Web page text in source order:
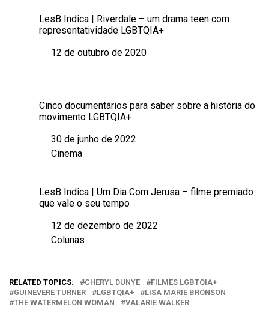
LesB Indica | Riverdale – um drama teen com
representatividade LGBTQIA+
Data12 de outubro de 2020
Em relação a
.
Cinco documentários para saber sobre a história do
movimento LGBTQIA+
Data
30 de junho de 2022
Em relação a
Cinema
LesB Indica | Um Dia Com Jerusa – filme premiado
que vale o seu tempo
Data12 de dezembro de 2022
Em relação a
Colunas
RELATED TOPICS: CHERYL DUNYE
FILMES LGBTQIA+
GUINEVERE TURNER
LGBTQIA+
LISA MARIE BRONSON
THE WATERMELON WOMAN
VALARIE WALKER